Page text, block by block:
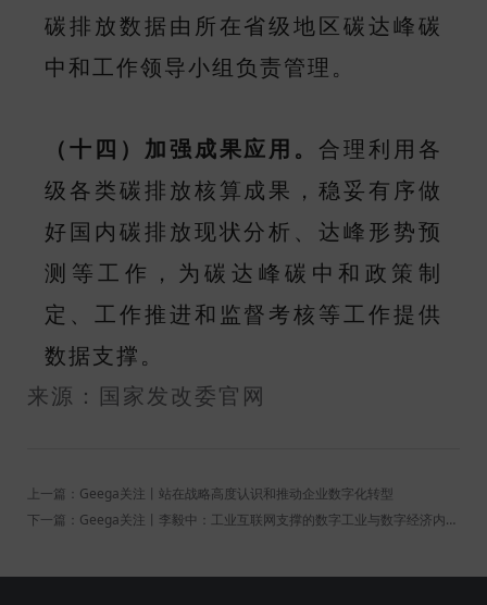
碳排放数据由所在省级地区碳达峰碳
中和工作领导小组负责管理。
（十四）加强成果应用。 合理利用各
级各类碳排放核算成果，稳妥有序做
好国内碳排放现状分析、达峰形势预
测等工作，为碳达峰碳中和政策制
定、工作推进和监督考核等工作提供
数据支撑。
来源：国家发改委官网
上一篇：Geega关注丨站在战略高度认识和推动企业数字化转型
下一篇：Geega关注丨李毅中：工业互联网支撑的数字工业与数字经济内核相容、基因相同